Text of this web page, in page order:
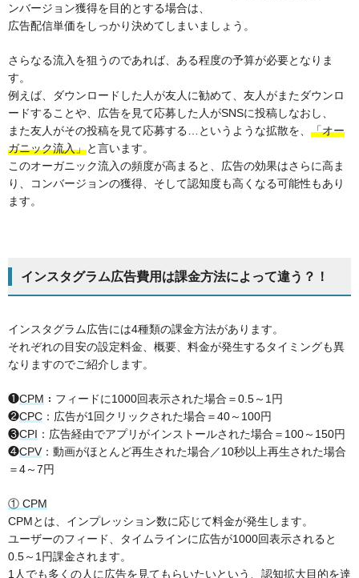
ンバージョン獲得を目的とする場合は、
広告配信単価をしっかり決めてしまいましょう。
さらなる流入を狙うのであれば、ある程度の予算が必要となりま
す。
例えば、ダウンロードした人が友人に勧めて、友人がまたダウンロ
ードすることや、広告を見て応募した人がSNSに投稿しなおし、
また友人がその投稿を見て応募する…というような拡散を、 「オー
ガニック流入」と言います。
このオーガニック流入の頻度が高まると、広告の効果はさらに高ま
り、コンバージョンの獲得、そして認知度も高くなる可能性もあり
ます。
インスタグラム広告費用は課金方法によって違う？！
インスタグラム広告には4種類の課金方法があります。
それぞれの目安の設定料金、概要、料金が発生するタイミングも異
なりますのでご紹介します。
❶CPM ：フィードに1000回表示された場合＝0.5～1円
❷CPC ：広告が1回クリックされた場合＝40～100円
❸CPI ：広告経由でアプリがインストールされた場合＝100～150円
❹CPV ：動画がほとんど再生された場合／10秒以上再生された場合
＝4～7円
① CPM
CPMとは、インプレッション数に応じて料金が発生します。
ユーザーのフィード、タイムラインに広告が1000回表示されると
0.5～1円課金されます。
1人でも多くの人に広告を見てもらいたいという、認知拡大目的を達